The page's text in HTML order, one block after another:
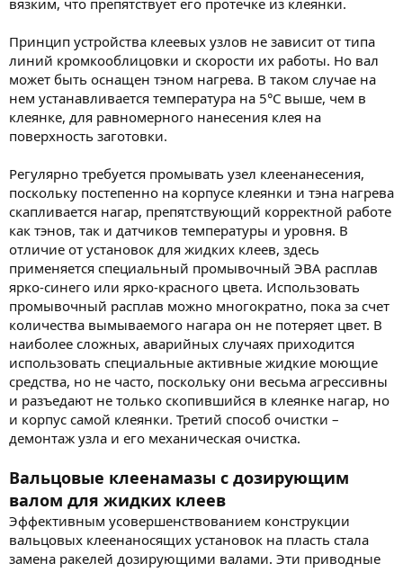
Принцип устройства клеевых узлов не зависит от типа
линий кромкооблицовки и скорости их работы. Но вал
может быть оснащен тэном нагрева. В таком случае на
нем устанавливается температура на 5°С выше, чем в
клеянке, для равномерного нанесения клея на
поверхность заготовки.
Регулярно требуется промывать узел клеенанесения,
поскольку постепенно на корпусе клеянки и тэна нагрева
скапливается нагар, препятствующий корректной работе
как тэнов, так и датчиков температуры и уровня. В
отличие от установок для жидких клеев, здесь
применяется специальный промывочный ЭВА расплав
ярко-синего или ярко-красного цвета. Использовать
промывочный расплав можно многократно, пока за счет
количества вымываемого нагара он не потеряет цвет. В
наиболее сложных, аварийных случаях приходится
использовать специальные активные жидкие моющие
средства, но не часто, поскольку они весьма агрессивны
и разъедают не только скопившийся в клеянке нагар, но
и корпус самой клеянки. Третий способ очистки –
демонтаж узла и его механическая очистка.
Вальцовые клеенамазы с дозирующим
валом для жидких клеев
Эффективным усовершенствованием конструкции
вальцовых клеенаносящих установок на пласть стала
замена ракелей дозирующими валами. Эти приводные